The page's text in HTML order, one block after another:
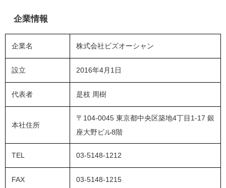
企業情報
企業名 株式会社ビズオーシャン
設立 2016年4月1日
代表者 是枝 周樹
本社住所
〒104-0045 東京都中央区築地4丁目1-17 銀
座大野ビル8階
TEL 03-5148-1212
FAX 03-5148-1215